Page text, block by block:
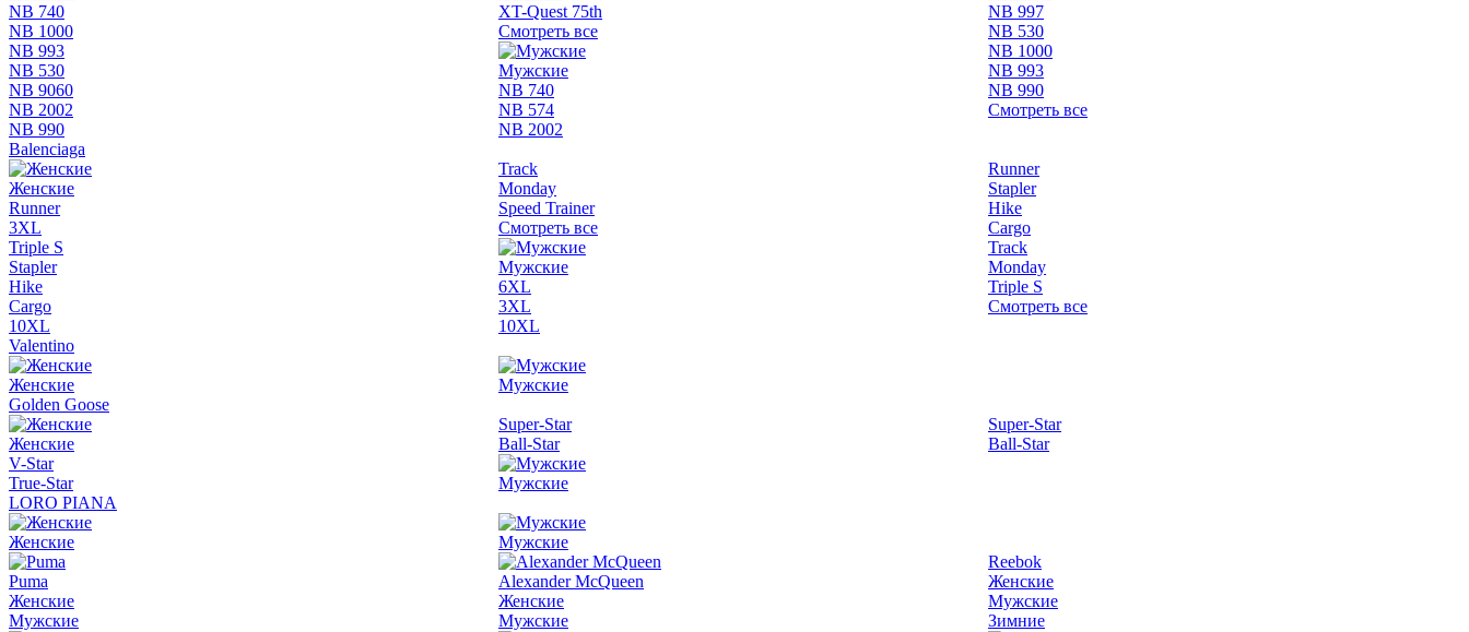
NB 740
NB 1000
NB 993
NB 530
NB 9060
NB 2002
NB 990
XT-Quest 75th
Смотреть все
Мужские
NB 740
NB 574
NB 2002
NB 997
NB 530
NB 1000
NB 993
NB 990
Смотреть все
Balenciaga
Женские
Runner
3XL
Triple S
Stapler
Hike
Cargo
10XL
Track
Monday
Speed Trainer
Смотреть все
Мужские
6XL
3XL
10XL
Runner
Stapler
Hike
Cargo
Track
Monday
Triple S
Смотреть все
Valentino
Женские
Мужские
Golden Goose
Женские
V-Star
True-Star
Super-Star
Ball-Star
Мужские
Super-Star
Ball-Star
LORO PIANA
Женские Мужские
Puma
Женские
Мужские
Alexander McQueen
Женские
Мужские
Reebok
Женские
Мужские
Зимние